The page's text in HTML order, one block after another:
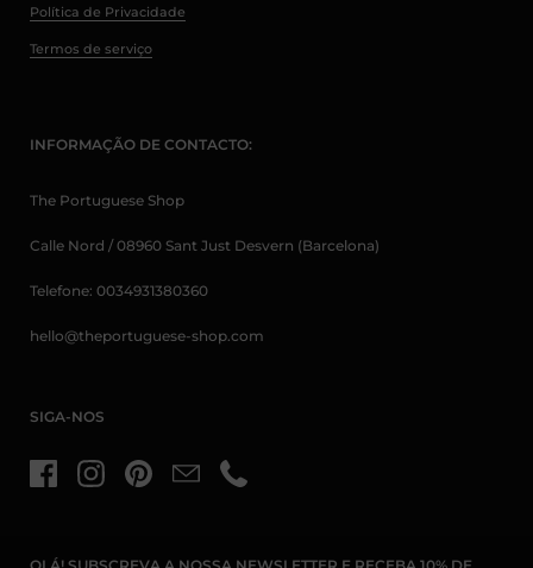
Política de Privacidade
Termos de serviço
INFORMAÇÃO DE CONTACTO:
The Portuguese Shop
Calle Nord / 08960 Sant Just Desvern (Barcelona)
Telefone: 0034931380360
hello@theportuguese-shop.com
SIGA-NOS
FacebookInstagramPinterestEmail Telefone